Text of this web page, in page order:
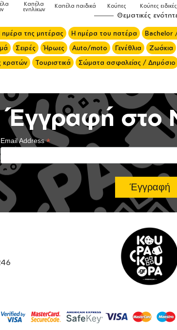
παιδικά Κούπες Κούπες ειδικές Κούπες
χρωματιστές
Θεματικές
ημέρα της μητέρας Η ημέρα του πατέρα Bachelor
Σειρές Ήρωες Auto/moto Γενέθλια Ζωάκια
κρατών Τουριστικά Σώματα ασφαλείας / Δημόσιο
Έγγραφή στο
Email Address*